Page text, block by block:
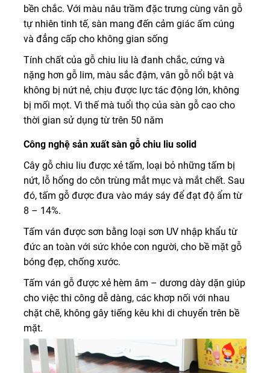
bền chắc. Với màu nâu trầm đặc trưng cùng vân gỗ
tự nhiên tinh tế, sàn mang đến cảm giác ấm cúng
và đẳng cấp cho không gian sống
Tính chất của gỗ chiu liu là đanh chắc, cứng và
nặng hơn gỗ lim, màu sắc đậm, vân gỗ nổi bật và
không bị nứt nẻ, chịu được lực tác động lớn, không
bị mối mọt. Vì thế mà tuổi thọ của sàn gỗ cao cho
thời gian sử dụng từ trên 50 năm
Công nghệ sản xuất sàn gỗ chiu liu solid
Cây gỗ chiu liu được xẻ tấm, loại bỏ những tấm bị
nứt, lỗ hổng do côn trùng mắt mục và mắt chết. Sau
đó, tấm gỗ được đưa vào máy sáy để đạt độ ẩm từ
8 – 14%.
Tấm ván được sơn bằng loại sơn UV nhập khẩu từ
đức an toàn với sức khỏe con người, cho bề mặt gỗ
bóng đẹp, chống xước.
Tấm ván gỗ được xẻ hèm âm – dương dày dặn giúp
cho việc thi công dễ dàng, các khơp nối với nhau
chặt chẽ, không gây tiếng kêu khi di chuyển trên bề
mặt.